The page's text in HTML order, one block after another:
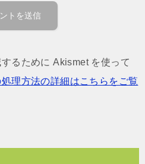
るために Akismet を使って
理方法の詳細はこちらをご覧